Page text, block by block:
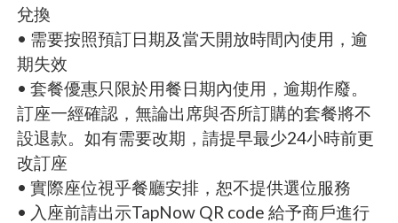
兌換
• 需要按照預訂日期及當天開放時間內使用，逾
期失效
• 套餐優惠只限於用餐日期內使用，逾期作廢。
訂座一經確認，無論出席與否所訂購的套餐將不
設退款。如有需要改期，請提早最少24小時前更
改訂座
• 實際座位視乎餐廳安排，恕不提供選位服務
• 入座前請出示TapNow QR code 給予商戶進行